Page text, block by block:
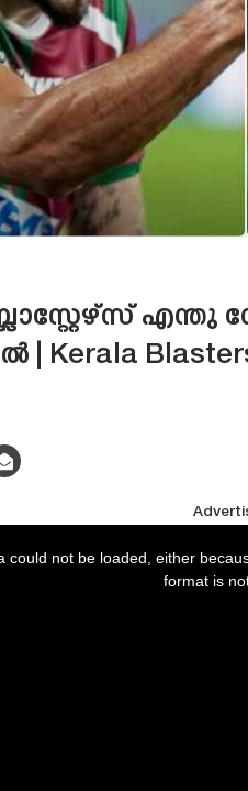
എന്തു
Kerala
could not be loaded, either
format is